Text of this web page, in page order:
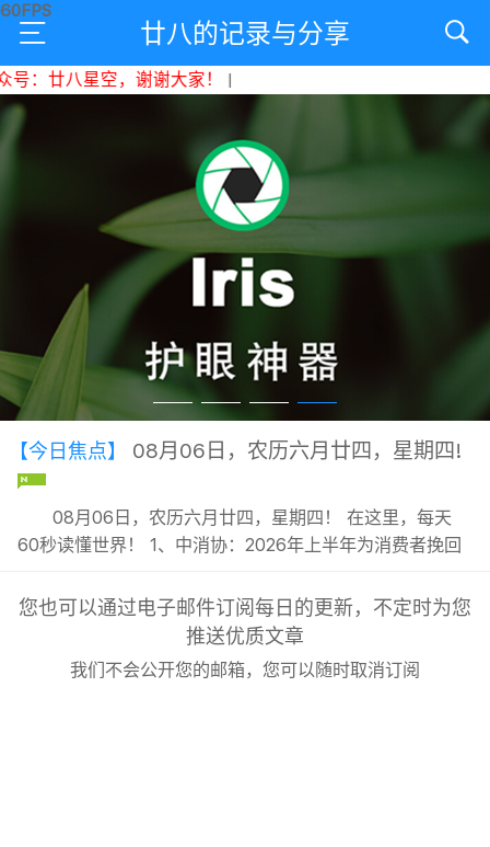
廿八的记录与分享
廿八星空，谢谢大家！|
【今日焦点】 08月06日，农历六月廿四，星期四!
08月06日，农历六月廿四，星期四！ 在这里，每天
60秒读懂世界！ 1、中消协：2026年上半年为消费者挽回
头休假，推动全员应休尽休；试行周五下午弹性离岗、3~7
天弹性长假；; 3、兰州拉面或改名青海拉面，“兰州拉面”
您也可以通过电子邮件订阅每日的更新，不定时为您
推送优质文章
我们不会公开您的邮箱，您可以随时取消订阅